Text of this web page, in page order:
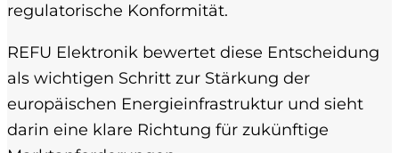
regulatorische Konformität.
REFU Elektronik bewertet diese Entscheidung
als wichtigen Schritt zur Stärkung der
europäischen Energieinfrastruktur und sieht
darin eine klare Richtung für zukünftige